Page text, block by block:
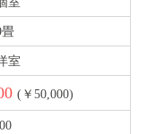
畳
室
(￥50,000)